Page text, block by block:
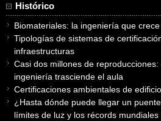
Histórico
Biomateriales: la ingeniería que
Tipologías de sistemas de
infraestructuras
Casi dos millones de
ingeniería trasciende el aula
Certificaciones ambientales de
¿Hasta dónde puede llegar un
límites de luz y los récords mundiales